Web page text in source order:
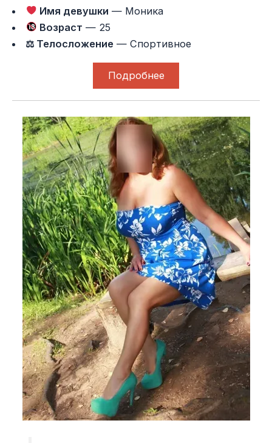
Имя девушки — Моника
Возраст — 25
⚖ Телосложение — Спортивное
Подробнее